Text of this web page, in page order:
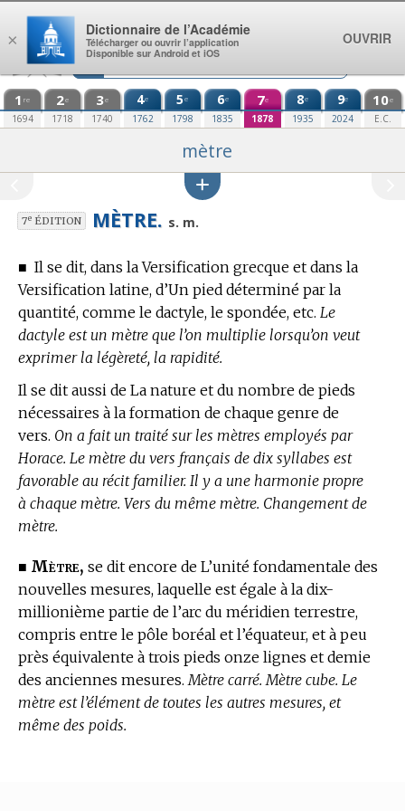
Aller au contenu
1 re
1694
2e
1718
3e
1740
4e
1762
5e
1798
6e
1835
7e
1878
8e
1935
9e
2024
10e
E.C.
mètre
7eÉDITION MÈTRE. s. m.
■ Il se dit, dans la Versification grecque et dans la
Versification latine, d’Un pied déterminé par la
quantité, comme le dactyle, le spondée, etc. Le
dactyle est un mètre que l’on multiplie lorsqu’on veut
exprimer la légèreté, la rapidité.
Il se dit aussi de La nature et du nombre de pieds
nécessaires à la formation de chaque genre de
vers. On a fait un traité sur les mètres employés par
Horace. Le mètre du vers français de dix syllabes est
favorable au récit familier. Il y a une harmonie propre
à chaque mètre. Vers du même mètre. Changement de
mètre.
■ Mètre, se dit encore de L’unité fondamentale des
nouvelles mesures, laquelle est égale à la dix-
millionième partie de l’arc du méridien terrestre,
compris entre le pôle boréal et l’équateur, et à peu
près équivalente à trois pieds onze lignes et demie
des anciennes mesures. Mètre carré. Mètre cube. Le
mètre est l’élément de toutes les autres mesures, et
même des poids.
×
Dictionnaire de l’Académie
Télécharger ou ouvrir l’application
Disponible sur Android et iOS
OUVRIR